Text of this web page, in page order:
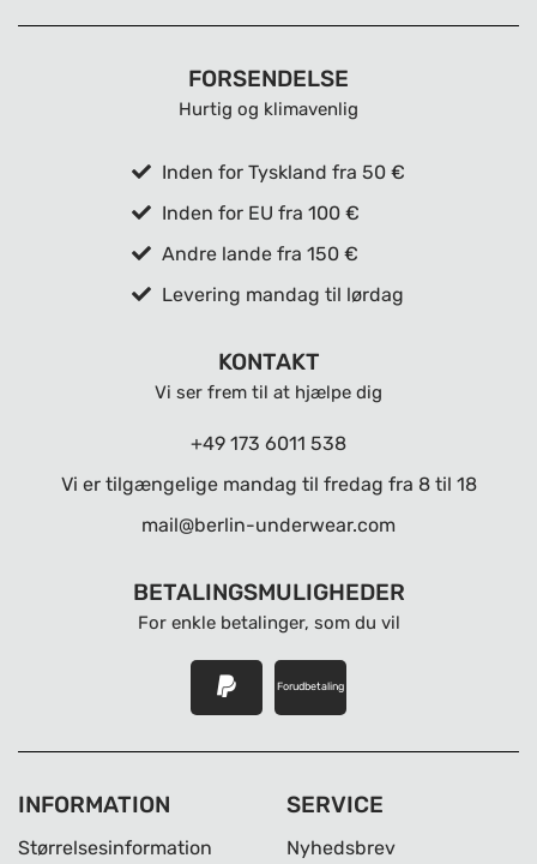
FORSENDELSE
Hurtig og klimavenlig
Inden for Tyskland fra 50 €
Inden for EU fra 100 €
Andre lande fra 150 €
Levering mandag til lørdag
KONTAKT
Vi ser frem til at hjælpe dig
+49 173 6011 538
Vi er tilgængelige mandag til fredag ​​fra 8 til 18
mail@berlin-underwear.com
BETALINGSMULIGHEDER
For enkle betalinger, som du vil
Forudbetaling
INFORMATION
Størrelsesinformation
SERVICE
Nyhedsbrev